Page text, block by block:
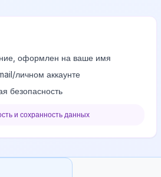
оформлен на ваше имя
личном аккаунте
безопасность
и сохранность данных